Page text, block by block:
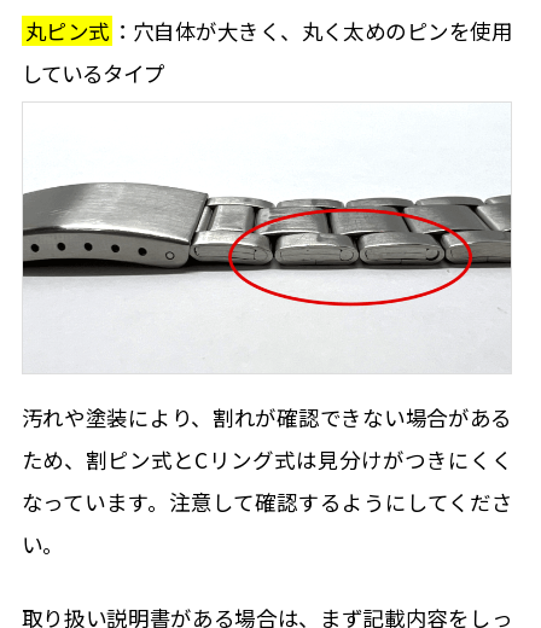
丸ピン式 ：穴自体が大きく、丸く太めのピンを使用
しているタイプ
汚れや塗装により、割れが確認できない場合がある
ため、割ピン式とCリング式は見分けがつきにくく
なっています。注意して確認するようにしてくださ
い。
取り扱い説明書がある場合は、まず記載内容をしっ